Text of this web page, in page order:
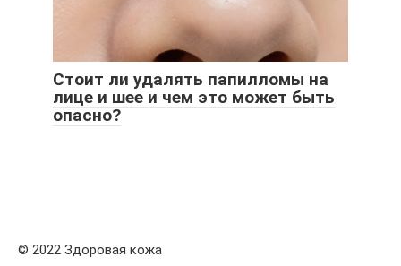
Стоит ли удалять папилломы на
лице и шее и чем это может быть
опасно?
© 2022 Здоровая кожа